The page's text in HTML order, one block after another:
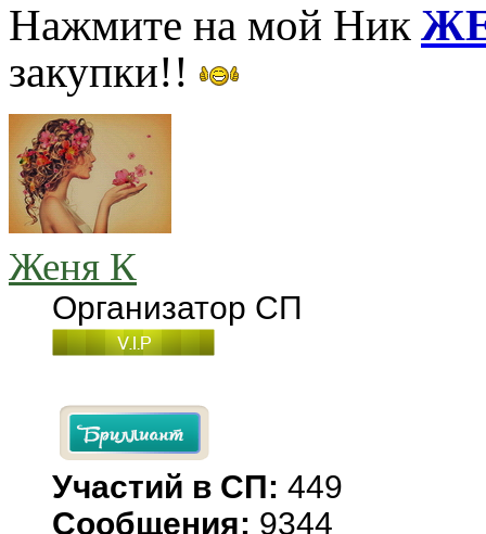
Нажмите на мой Ник
закупки!!
Женя К
Организатор СП
Участий в СП: 449
Сообщения: 9344